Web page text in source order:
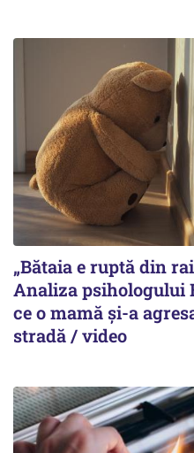
„Bătaia e ruptă din
Analiza psihologului
ce o mamă și-a
stradă / video